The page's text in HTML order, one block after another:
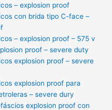
– explosion proof
con brida tipo C-face –
– explosion proof – 575 v
proof – severe duty
explosion proof – severe
explosion proof para
– severe dury
explosion proof con